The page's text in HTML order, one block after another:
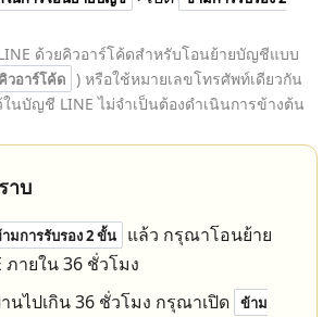
ด้วยคิวอาร์โค้ดสำหรับโอนย้ายบัญชีแบบ
วอาร์โค้ด ) หรือใช้หมายเลขโทรศัพท์เดียวกัน
ในบัญชี LINE ไม่จำเป็นต้องดำเนินการข้างต้น
าบ
มการรับรอง 2 ขั้น
แล้ว กรุณาโอนย้าย
ายใน 36 ชั่วโมง
นไปเกิน 36 ชั่วโมง กรุณาเปิด ข้าม